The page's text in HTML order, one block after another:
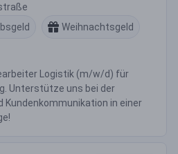
Weihnachtsgeld
Logistik (m/w/d) für
Unterstütze uns bei der
in einer